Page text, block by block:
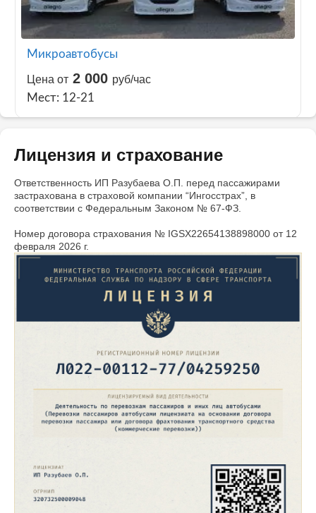
Микроавтобусы
Цена от 2 000 руб/час
Мест: 12-21
Лицензия и страхование
Ответственность ИП Разубаева О.П. перед пассажирами
застрахована в страховой компании “Ингосстрах”, в
соответствии с Федеральным Законом № 67-ФЗ.
Номер договора страхования № IGSX22654138898000 от 12
февраля 2026 г.